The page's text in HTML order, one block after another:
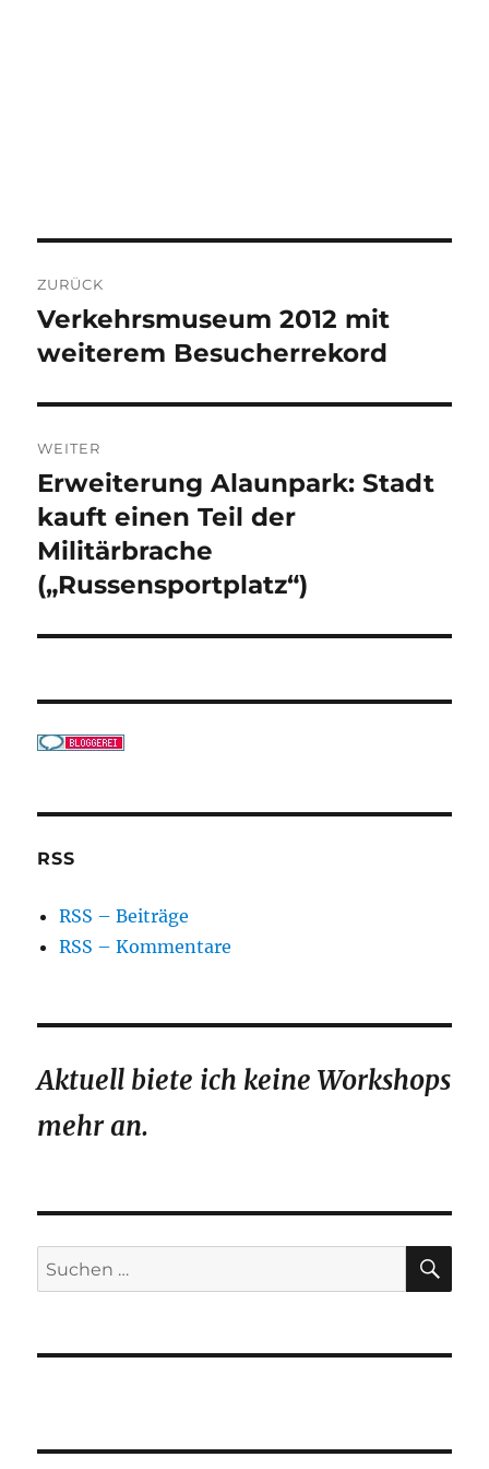
ZURÜCK
Vorheriger
Beitrag:
Verkehrsmuseum 2012 mit
weiterem Besucherrekord
WEITER
Nächster
Beitrag:
Erweiterung Alaunpark: Stadt
kauft einen Teil der
Militärbrache
(„Russensportplatz“)
RSS
RSS – Beiträge
RSS – Kommentare
Aktuell biete ich keine Workshops
mehr an.
Suchen
nach: